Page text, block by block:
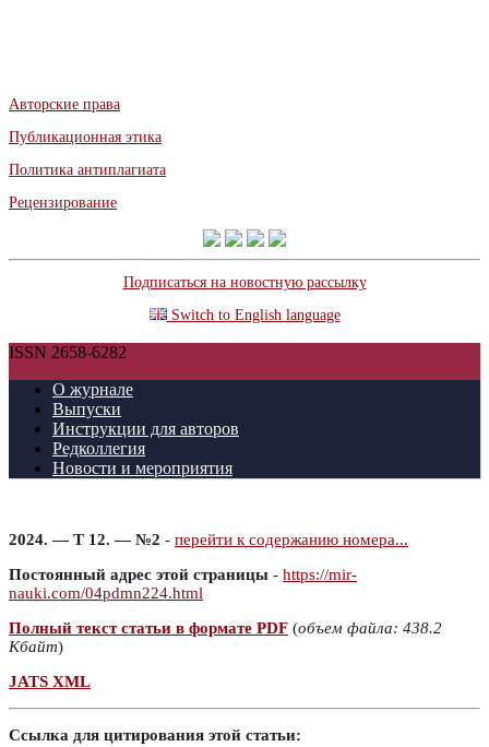
Авторские права
Публикационная этика
Политика антиплагиата
Рецензирование
Подписаться на новостную рассылку
Switch to English language
ISSN 2658-6282
О журнале
Выпуски
Инструкции для авторов
Редколлегия
Новости и мероприятия
2024. — Т 12. — №2 - перейти к содержанию номера...
Постоянный адрес этой страницы - https://mir-
nauki.com/04pdmn224.html
Полный текст статьи в формате PDF (объем файла: 438.2
Кбайт)
JATS XML
Ссылка для цитирования этой статьи: